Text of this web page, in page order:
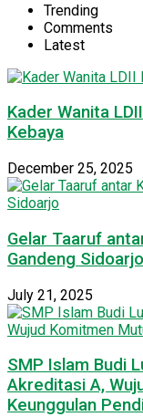
Trending
Comments
Latest
Kader Wanita
Kebaya
December 25, 2025
Gelar Taaruf
Gandeng Sidoarjo
July 21, 2025
SMP Islam Budi
Akreditasi A,
Keunggulan